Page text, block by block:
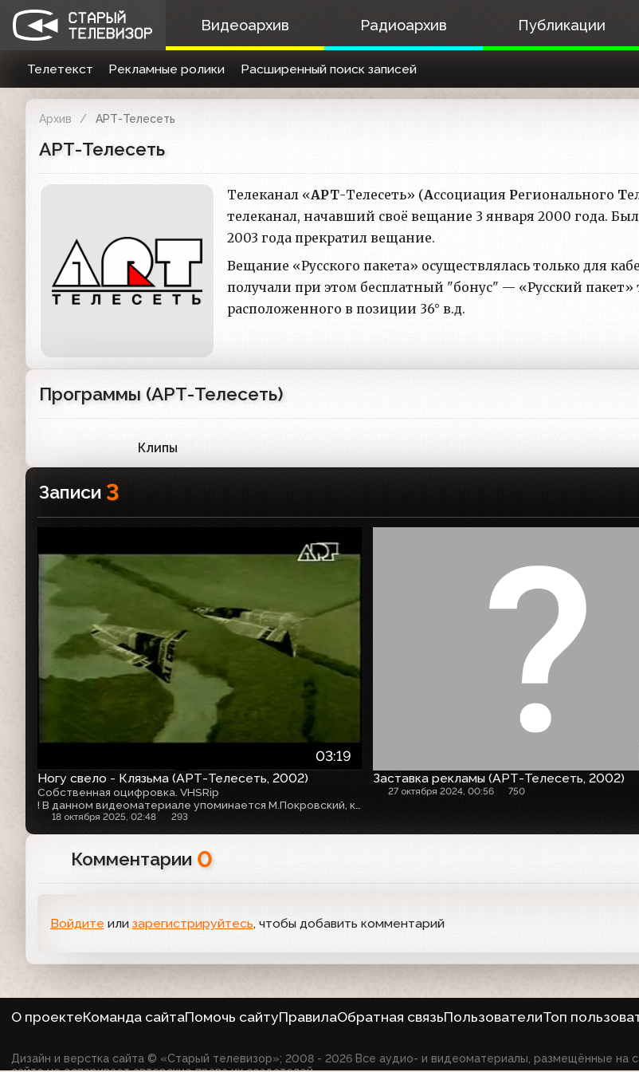
Видеоархив Радиоархив Публикации
Телетекст Рекламные ролики Расширенный поиск записей
Архив АРТ-Телесеть
АРТ-Телесеть
Телеканал «АРТ-Телесеть» (Ассоциация Регионального Т
телеканал, начавший своё вещание 3 января 2000 года.
2003 года прекратил вещание.
Вещание «Русского пакета» осуществлялась только для
получали при этом бесплатный "бонус" — «Русский
расположенного в позиции 36° в.д.
Программы (АРТ-Телесеть)
Клипы
Записи 3
03:19
Ногу свело - Клязьма (АРТ-Телесеть, 2002)
Собственная оцифровка. VHSRip
! В данном видеоматериале упоминается М.Покровский, который по решению Минюста РФ признан иноагентом !!!
18 октября 2025, 02:48 293
Заставка рекламы (АРТ-Телесеть, 2002)
27 октября 2024, 00:56 750
Комментарии 0
Войдите или зарегистрируйтесь, чтобы добавить комментарий
О проектеКоманда сайтаПомочь сайтуПравилаОбратная связьПользователиТоп
Дизайн и верстка сайта © «Старый телевизор»; 2008 - 2026 Все аудио- и видеоматериалы, размещённые на